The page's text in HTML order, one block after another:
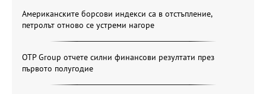
Американските борсови индекси са в отстъпление,
петролът отново се устреми нагоре
OTP Group отчете силни финансови резултати през
първото полугодие